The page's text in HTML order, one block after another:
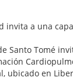
Santo Tomé
ubicado en